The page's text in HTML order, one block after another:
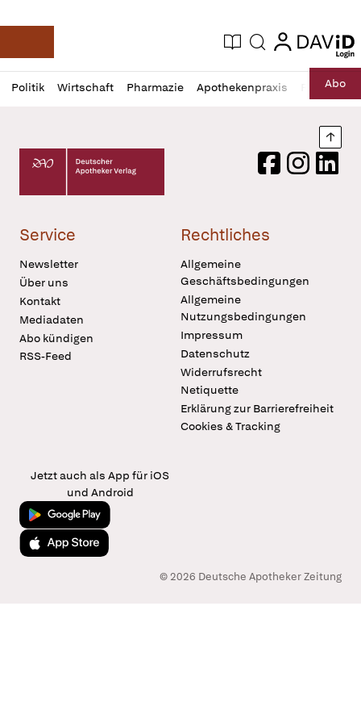
Deutsche Apotheker Zeitung
Aktuelle Ausgabe
Suche login
login
Politik Wirtschaft Pharmazie Apothekenpraxis RechtAbo
Profil
öffnen
Daz
Pur
Deutscher Apotheker Verlag Logo
FacebookInstagram
Service
Newsletter
Über uns
Kontakt
Mediadaten
Abo kündigen
RSS-Feed
Rechtliches
Allgemeine
Geschäftsbedingungen
Allgemeine
Nutzungsbedingungen
Impressum
Datenschutz
Widerrufsrecht
Netiquette
Erklärung zur Barrierefreiheit
Cookies & Tracking
Jetzt auch als App für iOS
und Android
Jetzt bei Google Play
Laden im App Store
© 2026 Deutsche Apotheker Zeitung